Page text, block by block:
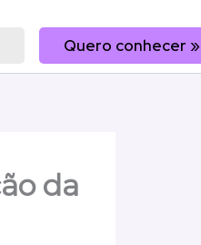
Quero conhecer »
da